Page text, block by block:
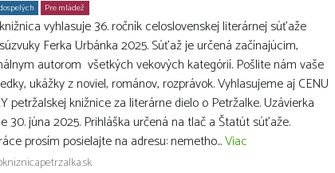
Pre mládež
vyhlasuje 36. ročník celoslovenskej literárnej súťaže
Ferka Urbánka 2025. Súťaž je určená začínajúcim,
autorom všetkých vekových kategórií. Pošlite nám vaše
ukážky z noviel, románov, rozprávok. Vyhlasujeme aj CENU
petržalskej knižnice za literárne dielo o Petržalke. Uzávierka
30. júna 2025. Prihláška určená na tlač a Štatút súťaže.
prosím posielajte na adresu: nemetho...Viac